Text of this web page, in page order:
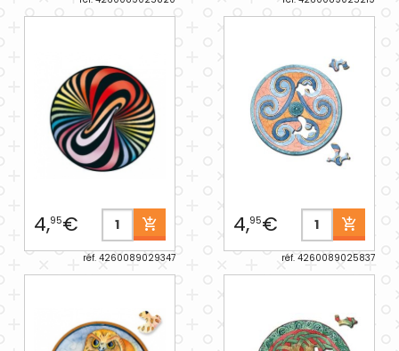
4,95€
réf. 4260089029347
4,95€
réf. 4260089025837